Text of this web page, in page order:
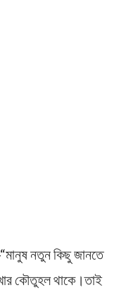
নতুন কিছু জানতে
কৌতুহল থাকে।তাই